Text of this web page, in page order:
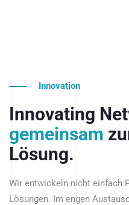
Innovation
Innovating
gemeinsam
Lösung.
Wir entwickeln nicht einfach
Lösungen. Im engen